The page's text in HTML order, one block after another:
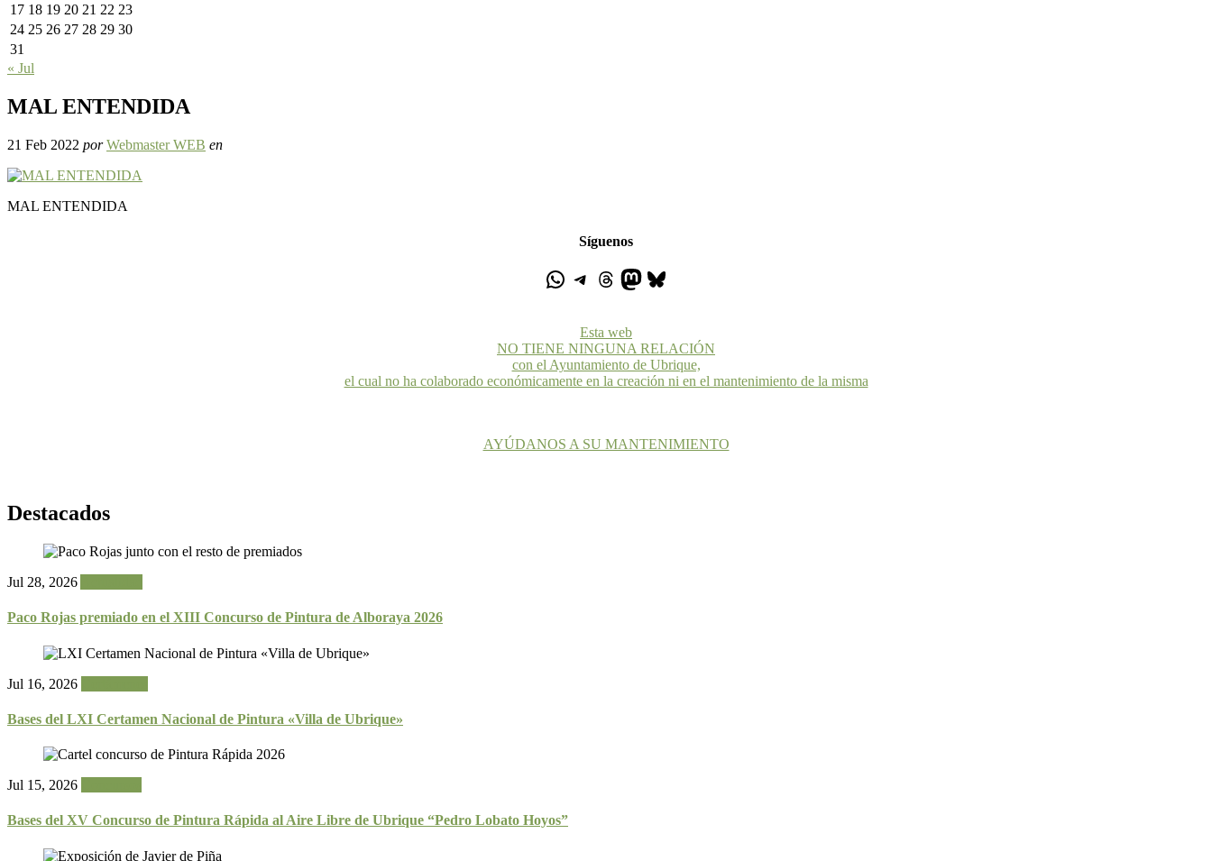
17 18 19 20 21 22 23
24 25 26 27 28 29 30
31
« Jul
MAL ENTENDIDA
21 Feb 2022 por Webmaster WEB en
MAL ENTENDIDA
Síguenos
Esta web
NO TIENE NINGUNA RELACIÓN
con el Ayuntamiento de Ubrique,
el cual no ha colaborado económicamente en la creación ni en el mantenimiento de la misma
AYÚDANOS A SU MANTENIMIENTO
Destacados
Jul 28, 2026
Paco Rojas premiado en el XIII Concurso de Pintura de Alboraya 2026
Jul 16, 2026
Bases del LXI Certamen Nacional de Pintura «Villa de Ubrique»
Jul 15, 2026
Bases del XV Concurso de Pintura Rápida al Aire Libre de Ubrique “Pedro Lobato Hoyos”